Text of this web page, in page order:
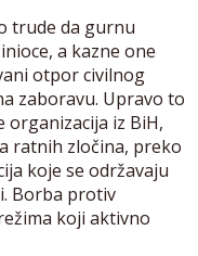
trude da gurnu
a kazne one
otpor civilnog
zaboravu. Upravo to
iz BiH,
ratnih zločina, preko
koje se održavaju
Borba protiv
koji aktivno